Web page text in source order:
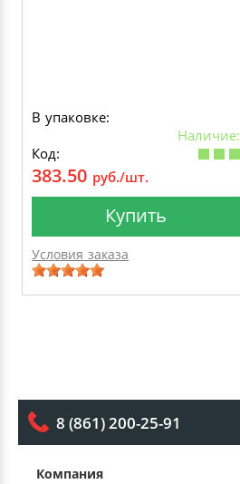
В упаковке:
Наличие:
Код:
383.50 руб./шт.
Купить
Условия заказа
8 (861) 200-25-91
Компания